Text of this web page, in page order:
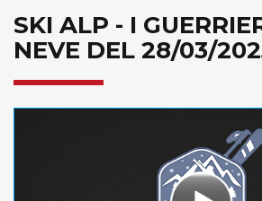
SKI ALP - I
NEVE DEL 28/03/